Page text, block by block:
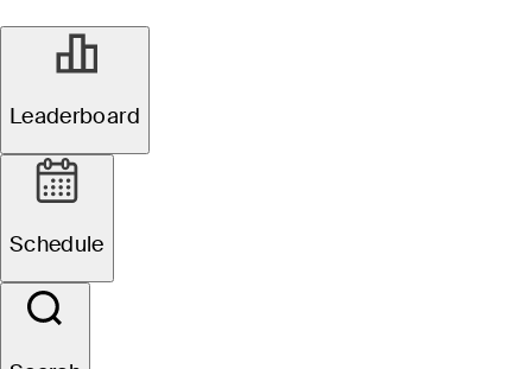
Leaderboard
Schedule
Davis Lamb
toma las riendas
en El Rincón de
Cajicá